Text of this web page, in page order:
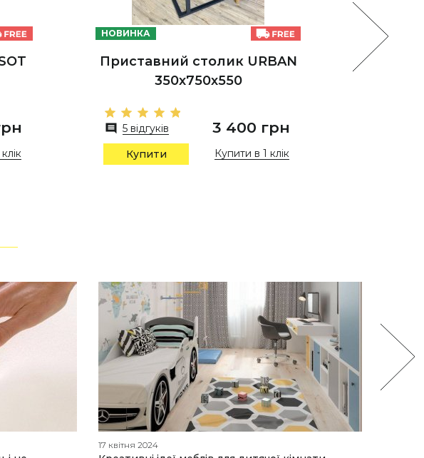
НОВИНКА
Приставний столик URBAN
350х750х550
5 відгуків 3 400 грн
Купити Купити в 1 клік
НОВИНКА
17 квітня 2024